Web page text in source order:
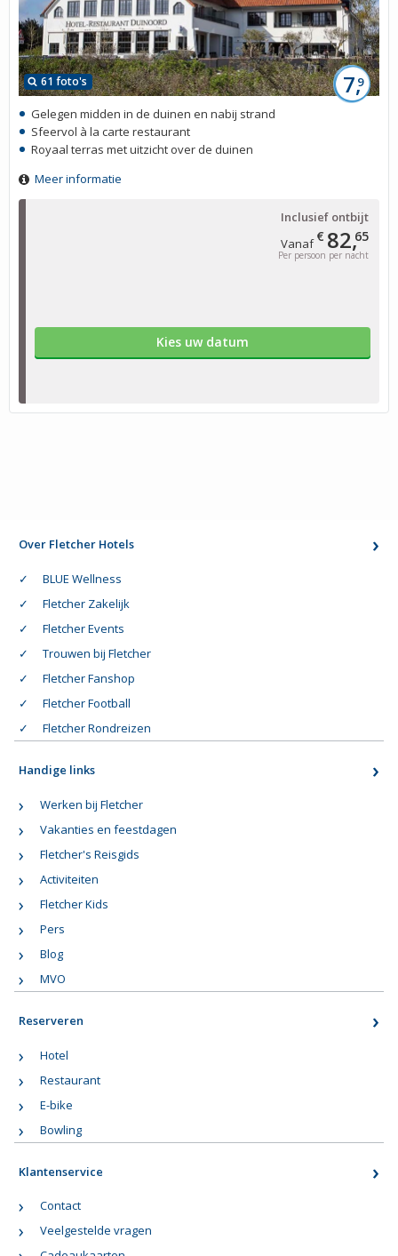
Vanaf€ 82,65
Per persoon per nacht
Inclusief ontbijt
Kies uw datum
61 foto's 7,9
Gelegen midden in de duinen en nabij strand
Sfeervol à la carte restaurant
Royaal terras met uitzicht over de duinen
Meer informatie
Over Fletcher Hotels
BLUE Wellness
Fletcher Zakelijk
Fletcher Events
Trouwen bij Fletcher
Fletcher Fanshop
Fletcher Football
Fletcher Rondreizen
Handige links
Werken bij Fletcher
Vakanties en feestdagen
Fletcher's Reisgids
Activiteiten
Fletcher Kids
Pers
Blog
MVO
Reserveren
Hotel
Restaurant
E-bike
Bowling
Klantenservice
Contact
Veelgestelde vragen